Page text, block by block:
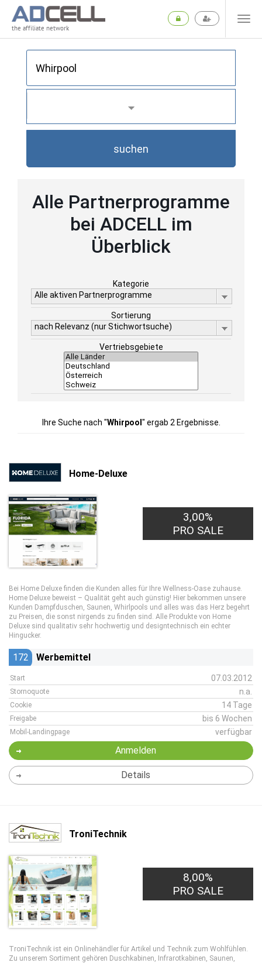
the affiliate network
suchen
Alle Partnerprogramme
bei ADCELL im
Überblick
Kategorie
Alle aktiven Partnerprogramme
Sortierung
nach Relevanz (nur Stichwortsuche)
Vertriebsgebiete
Ihre Suche nach "Whirpool " ergab 2 Ergebnisse.
Home-Deluxe
3,00%
PRO SALE
Bei Home Deluxe finden die Kunden alles für Ihre Wellness-Oase zuhause.
Home Deluxe beweist – Qualität geht auch günstig! Hier bekommen unsere
Kunden Dampfduschen, Saunen, Whirlpools und alles was das Herz begehrt
zu Preisen, die sonst nirgends zu finden sind. Alle Produkte von Home
Deluxe sind qualitativ sehr hochwertig und designtechnisch ein echter
Hingucker.
172 Werbemittel
Start 07.03.2012
Stornoquote n.a.
Cookie 14 Tage
Freigabe bis 6 Wochen
Mobil-Landingpage verfügbar
Anmelden
Details
TroniTechnik
8,00%
PRO SALE
TroniTechnik ist ein Onlinehändler für Artikel und Technik zum Wohlfühlen.
Zu unserem Sortiment gehören Duschkabinen, Infrarotkabinen, Saunen,